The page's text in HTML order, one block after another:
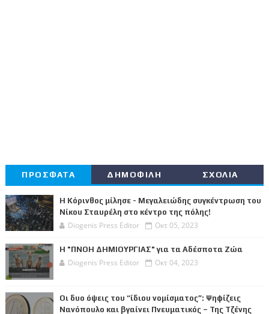
ΠΡΟΣΦΑΤΑ ΔΗΜΟΦΙΛΗ ΣΧΟΛΙΑ
Η Κόρινθος μίλησε - Μεγαλειώδης συγκέντρωση του
Νίκου Σταυρέλη στο κέντρο της πόλης!
Diogenis Press Editor Οκτ 05, 2023
Η "ΠΝΟΗ ΔΗΜΙΟΥΡΓΙΑΣ" για τα Αδέσποτα Ζώα
Diogenis Press Editor Οκτ 04, 2023
Οι δυο όψεις του “ίδιου νομίσματος”: Ψηφίζεις
Νανόπουλο και βγαίνει Πνευματικός – Της Τζένης